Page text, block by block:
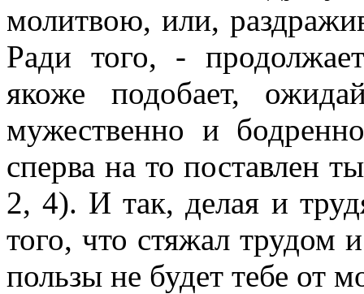
молитвою, или,
Ради того, -
якоже подобает,
мужественно и
сперва на то поставлен
2, 4). И так, делая и
того, что стяжал трудом
пользы не будет тебе от